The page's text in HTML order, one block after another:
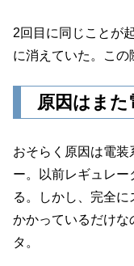
2回目に同じことが
に消えていた。この
原因はまた
おそらく原因は電装
ー。以前レギュレ
る。しかし、完全
かかっているだけな
タ。